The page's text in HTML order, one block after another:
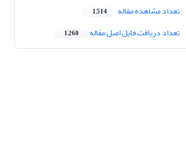
تعداد مشاهده مقاله 1,514
تعداد دریافت فایل اصل مقاله 1,260